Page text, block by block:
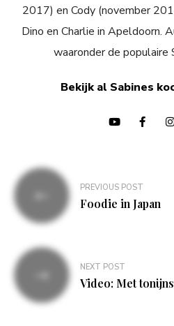
2017) en Cody (november
Dino en Charlie in Apeldoorn.
waaronder de populaire
Bekijk al Sabines
Bericht
navigatie
PREVIOUS POST
Foodie in Japan
NEXT POST
Video: Met